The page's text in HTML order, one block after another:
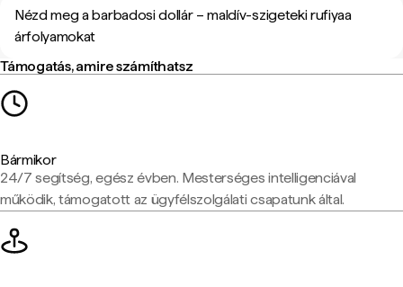
Nézd meg a barbadosi dollár – maldív-szigeteki rufiyaa
árfolyamokat
Támogatás, amire számíthatsz
Bármikor
24/7 segítség, egész évben. Mesterséges intelligenciával
működik, támogatott az ügyfélszolgálati csapatunk által.